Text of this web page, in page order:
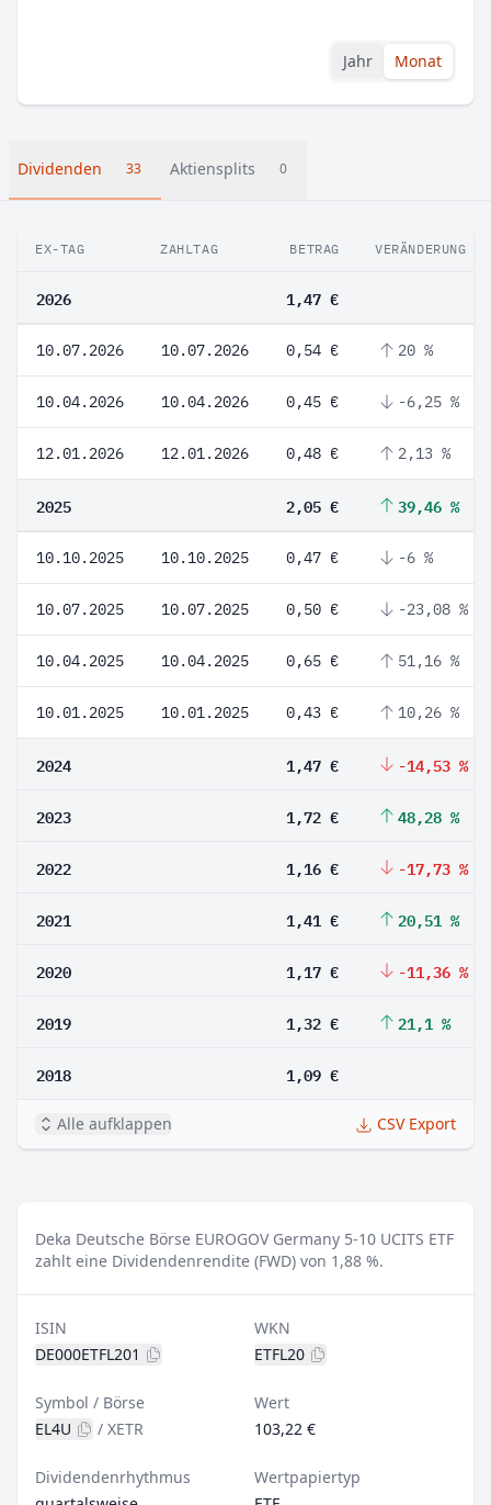
Jahr Monat
Dividenden 33 Aktiensplits 0
EX-TAG ZAHLTAG BETRAG VERÄNDERUNG
2026 1,47 €
10.07.2026 10.07.2026 0,54 € 20 %
10.04.2026 10.04.2026 0,45 € -6,25 %
12.01.2026 12.01.2026 0,48 € 2,13 %
2025 2,05 € 39,46 %
10.10.2025 10.10.2025 0,47 € -6 %
10.07.2025 10.07.2025 0,50 € -23,08 %
10.04.2025 10.04.2025 0,65 € 51,16 %
10.01.2025 10.01.2025 0,43 € 10,26 %
2024 1,47 € -14,53 %
2023 1,72 € 48,28 %
2022 1,16 € -17,73 %
2021 1,41 € 20,51 %
2020 1,17 € -11,36 %
2019 1,32 € 21,1 %
2018 1,09 €
Alle aufklappen CSV Export
Deka Deutsche Börse EUROGOV Germany 5-10 UCITS ETF
zahlt eine Dividendenrendite (FWD) von 1,88 %.
ISIN
DE000ETFL201
WKN
ETFL20
Symbol / Börse
EL4U
/ XETR
Wert
103,22 €
Dividendenrhythmus
Wertpapiertyp